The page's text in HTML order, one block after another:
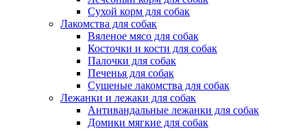
Сухой корм для собак
Лакомства для собак
Вяленое мясо для собак
Косточки и кости для собак
Палочки для собак
Печенья для собак
Сушеные лакомства для собак
Лежанки и лежаки для собак
Антивандальные лежанки для собак
Домики мягкие для собак